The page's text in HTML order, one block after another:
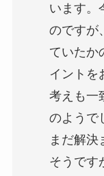
います。
のですが
ていたか
イントを
考えも一
のようで
まだ解決
そうです